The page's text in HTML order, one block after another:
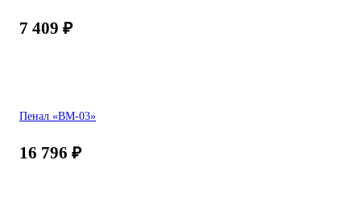
7 409 ₽
Пенал «ВМ-03»
16 796 ₽